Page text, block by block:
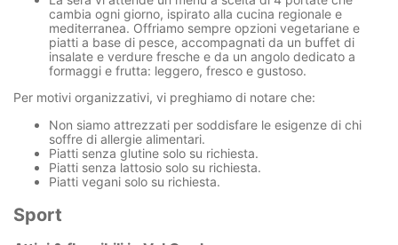
cambia ogni giorno, ispirato alla cucina regionale e
mediterranea. Offriamo sempre opzioni vegetariane e
piatti a base di pesce, accompagnati da un buffet di
insalate e verdure fresche e da un angolo dedicato a
formaggi e frutta: leggero, fresco e gustoso.
Per motivi organizzativi, vi preghiamo di notare che:
Non siamo attrezzati per soddisfare le esigenze di chi
soffre di allergie alimentari.
Piatti senza glutine solo su richiesta.
Piatti senza lattosio solo su richiesta.
Piatti vegani solo su richiesta.
Sport